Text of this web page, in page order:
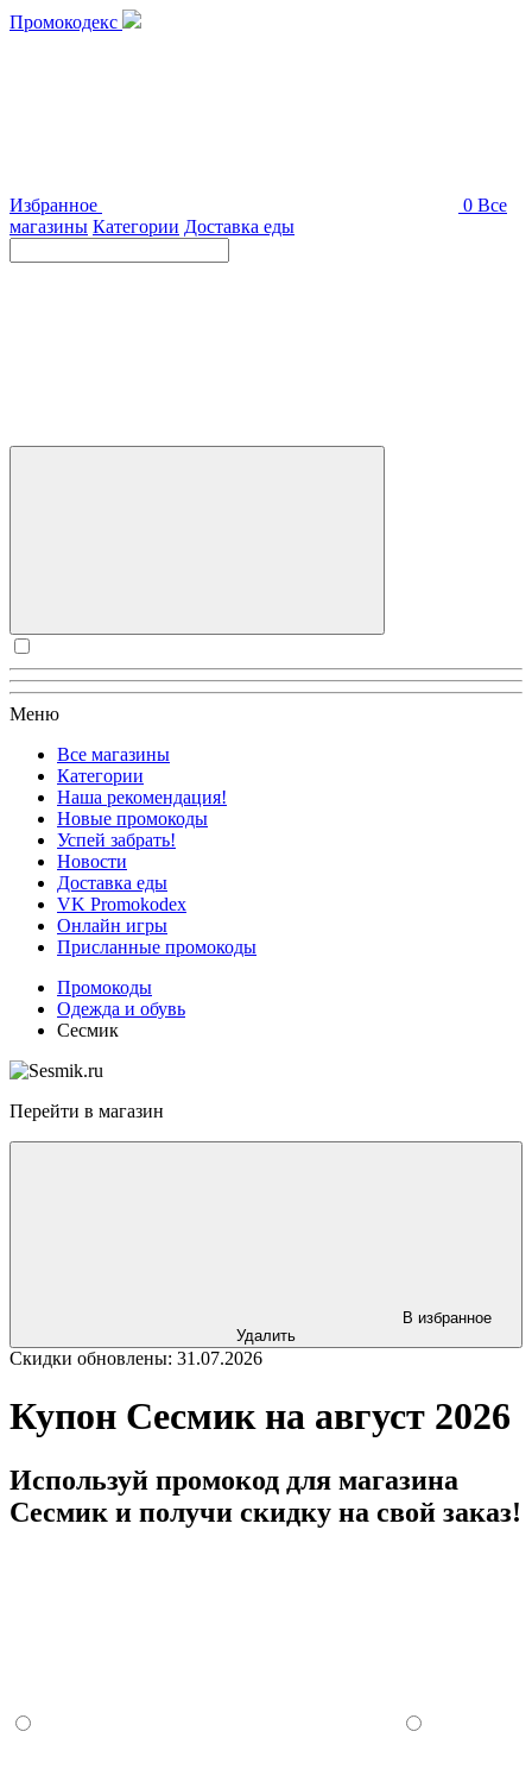
Промокодекс
Избранное 0 Все
магазины Категории Доставка еды
Меню
Все магазины
Категории
Наша рекомендация!
Новые промокоды
Успей забрать!
Новости
Доставка еды
VK Promokodex
Онлайн игры
Присланные промокоды
Промокоды
Одежда и обувь
Сесмик
Перейти в магазин
В избранное
Удалить
Скидки обновлены: 31.07.2026
Купон Сесмик на август 2026
Используй промокод для магазина
Сесмик и получи скидку на свой заказ!